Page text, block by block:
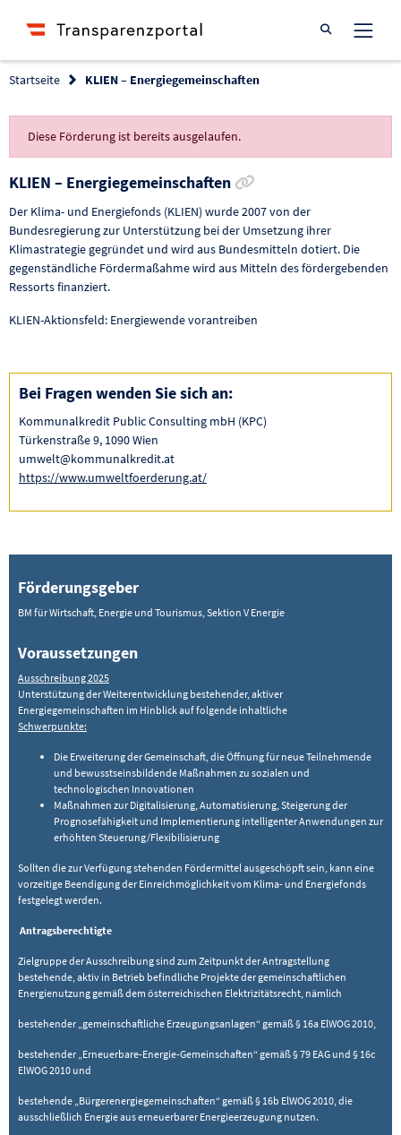
Suche öffnen
Startseite KLIEN – Energiegemeinschaften
Diese Förderung ist bereits ausgelaufen.
KLIEN – Energiegemeinschaften
Der Klima- und Energiefonds (KLIEN) wurde 2007 von der
Bundesregierung zur Unterstützung bei der Umsetzung ihrer
Klimastrategie gegründet und wird aus Bundesmitteln dotiert. Die
gegenständliche Fördermaßahme wird aus Mitteln des fördergebenden
Ressorts finanziert.
KLIEN-Aktionsfeld: Energiewende vorantreiben
Bei Fragen wenden Sie sich an:
Kommunalkredit Public Consulting mbH (KPC)
Türkenstraße 9, 1090 Wien
umwelt@kommunalkredit.at
https://www.umweltfoerderung.at/
Förderungsgeber
BM für Wirtschaft, Energie und Tourismus, Sektion V Energie
Voraussetzungen
Ausschreibung 2025
Unterstützung der Weiterentwicklung bestehender, aktiver
Energiegemeinschaften im Hinblick auf folgende inhaltliche
Schwerpunkte:
Die Erweiterung der Gemeinschaft, die Öffnung für neue Teilnehmende
und bewusstseinsbildende Maßnahmen zu sozialen und
technologischen Innovationen
Maßnahmen zur Digitalisierung, Automatisierung, Steigerung der
Prognosefähigkeit und Implementierung intelligenter Anwendungen zur
erhöhten Steuerung/Flexibilisierung
Sollten die zur Verfügung stehenden Fördermittel ausgeschöpft sein, kann eine
vorzeitige Beendigung der Einreichmöglichkeit vom Klima- und Energiefonds
festgelegt werden.
Antragsberechtigte
Zielgruppe der Ausschreibung sind zum Zeitpunkt der Antragstellung
bestehende, aktiv in Betrieb befindliche Projekte der gemeinschaftlichen
Energienutzung gemäß dem österreichischen Elektrizitätsrecht, nämlich
bestehender „gemeinschaftliche Erzeugungsanlagen“ gemäß § 16a ElWOG 2010,
bestehender „Erneuerbare-Energie-Gemeinschaften“ gemäß § 79 EAG und § 16c
ElWOG 2010 und
bestehende „Bürgerenergiegemeinschaften“ gemäß § 16b ElWOG 2010, die
ausschließlich Energie aus erneuerbarer Energieerzeugung nutzen.